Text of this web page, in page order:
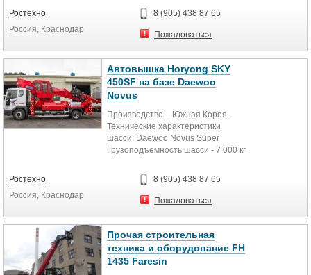
Ростехно
Россия, Краснодар
8 (905) 438 87 65
Пожаловаться
Автовышка Horyong SKY
450SF на базе Daewoo
Novus
Производство – Южная Корея.
Технические характеристики
шасси: Daewoo Novus Super
Грузоподъемность шасси - 7 000 кг
Ростехно
Россия, Краснодар
8 (905) 438 87 65
Пожаловаться
Прочая строительная
техника и оборудование FH
1435 Faresin